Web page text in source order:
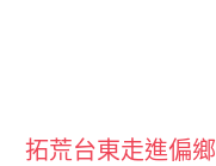
拓荒台東走進偏